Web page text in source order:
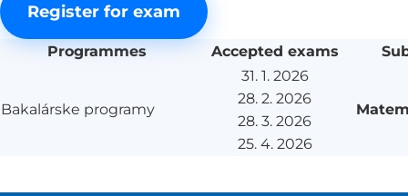
Register for exam
Programmes Accepted exams
Bakalárske programy
31. 1. 2026
28. 2. 2026
28. 3. 2026
25. 4. 2026